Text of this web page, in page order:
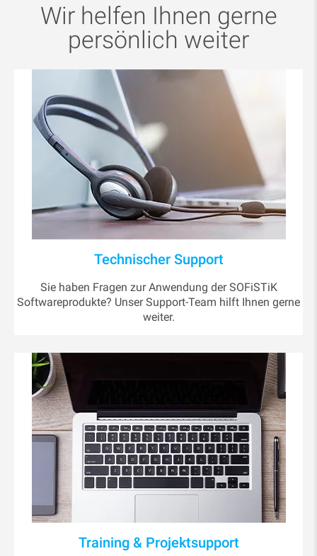
Wir helfen Ihnen gerne
persönlich weiter
Technischer Support
Sie haben Fragen zur Anwendung der SOFiSTiK
Softwareprodukte? Unser Support-Team hilft Ihnen gerne
weiter.
Training & Projektsupport